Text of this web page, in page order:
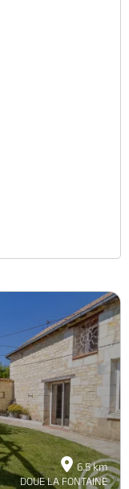
6.5 km
DOUE LA FONTAINE